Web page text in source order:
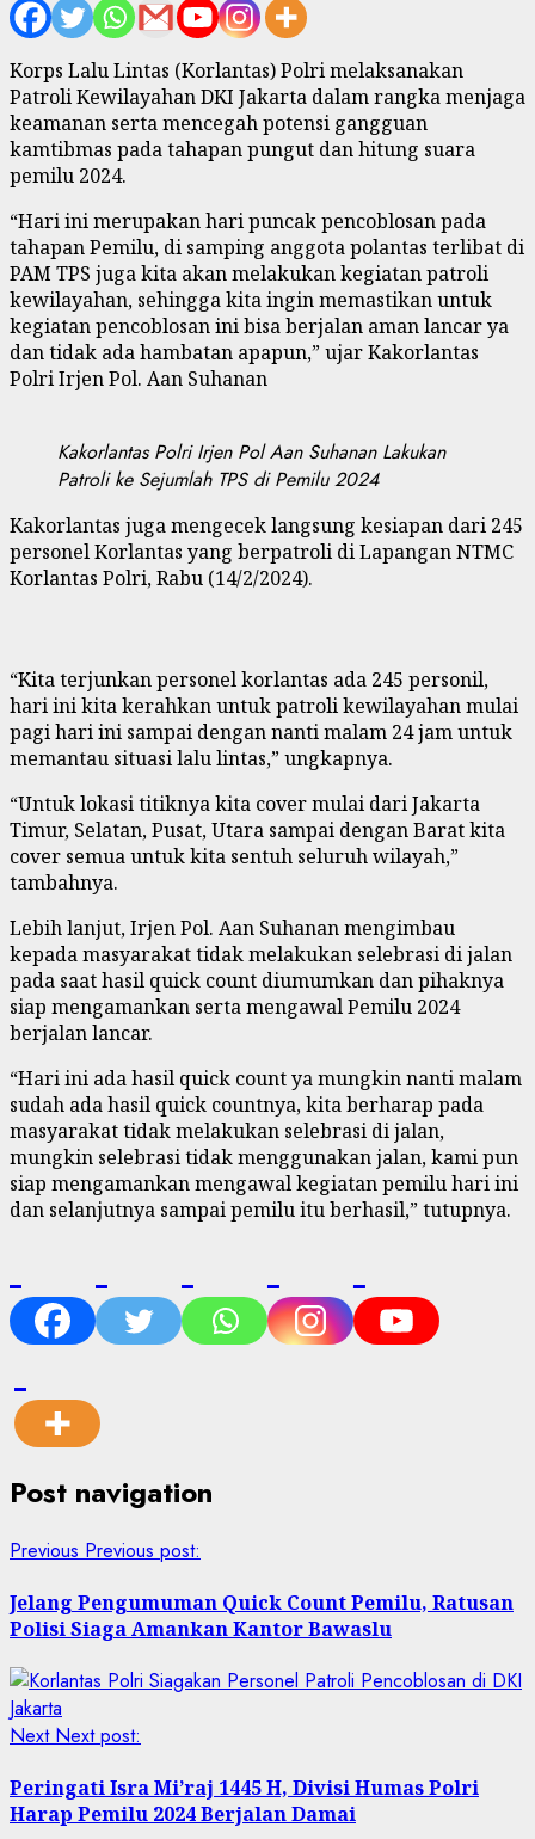
Korps Lalu Lintas (Korlantas) Polri melaksanakan
Patroli Kewilayahan DKI Jakarta dalam rangka menjaga
keamanan serta mencegah potensi gangguan
kamtibmas pada tahapan pungut dan hitung suara
pemilu 2024.
“Hari ini merupakan hari puncak pencoblosan pada
tahapan Pemilu, di samping anggota polantas terlibat di
PAM TPS juga kita akan melakukan kegiatan patroli
kewilayahan, sehingga kita ingin memastikan untuk
kegiatan pencoblosan ini bisa berjalan aman lancar ya
dan tidak ada hambatan apapun,” ujar Kakorlantas
Polri Irjen Pol. Aan Suhanan
Kakorlantas Polri Irjen Pol Aan Suhanan Lakukan
Patroli ke Sejumlah TPS di Pemilu 2024
Kakorlantas juga mengecek langsung kesiapan dari 245
personel Korlantas yang berpatroli di Lapangan NTMC
Korlantas Polri, Rabu (14/2/2024).
“Kita terjunkan personel korlantas ada 245 personil,
hari ini kita kerahkan untuk patroli kewilayahan mulai
pagi hari ini sampai dengan nanti malam 24 jam untuk
memantau situasi lalu lintas,” ungkapnya.
“Untuk lokasi titiknya kita cover mulai dari Jakarta
Timur, Selatan, Pusat, Utara sampai dengan Barat kita
cover semua untuk kita sentuh seluruh wilayah,”
tambahnya.
Lebih lanjut, Irjen Pol. Aan Suhanan mengimbau
kepada masyarakat tidak melakukan selebrasi di jalan
pada saat hasil quick count diumumkan dan pihaknya
siap mengamankan serta mengawal Pemilu 2024
berjalan lancar.
“Hari ini ada hasil quick count ya mungkin nanti malam
sudah ada hasil quick countnya, kita berharap pada
masyarakat tidak melakukan selebrasi di jalan,
mungkin selebrasi tidak menggunakan jalan, kami pun
siap mengamankan mengawal kegiatan pemilu hari ini
dan selanjutnya sampai pemilu itu berhasil,” tutupnya.
Post navigation
Previous Previous post:
Jelang Pengumuman Quick Count Pemilu, Ratusan
Polisi Siaga Amankan Kantor Bawaslu
Next Next post:
Peringati Isra Mi’raj 1445 H, Divisi Humas Polri
Harap Pemilu 2024 Berjalan Damai